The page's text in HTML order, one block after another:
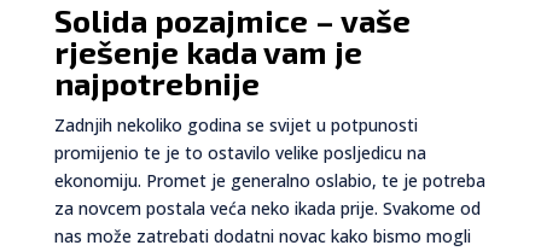
Solida pozajmice – vaše
rješenje kada vam je
najpotrebnije
Zadnjih nekoliko godina se svijet u potpunosti
promijenio te je to ostavilo velike posljedicu na
ekonomiju. Promet je generalno oslabio, te je potreba
za novcem postala veća neko ikada prije. Svakome od
nas može zatrebati dodatni novac kako bismo mogli